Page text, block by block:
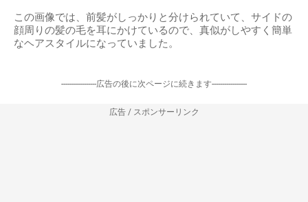
この画像では、前髪がしっかりと分けられていて、サイドの
顔周りの髪の毛を耳にかけているので、真似がしやすく簡単
なヘアスタイルになっていました。
-----------------広告の後に次ページに続きます-----------------
広告 / スポンサーリンク